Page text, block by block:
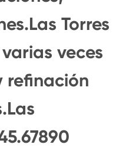
Torres
veces
refinación